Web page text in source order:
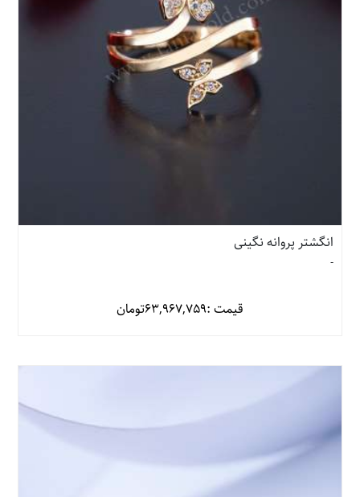
انگشتر پروانه نگینی
-
قیمت :63,967,759تومان